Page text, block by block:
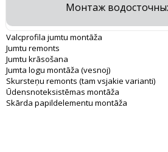
Монтаж
Valcprofila jumtu montāža
Jumtu remonts
Jumtu krāsošana
Jumta logu montāža (vesnoj)
Skursteņu remonts (tam vsjakie varianti)
Ūdensnoteksistēmas montāža
Skārda papildelementu montāža